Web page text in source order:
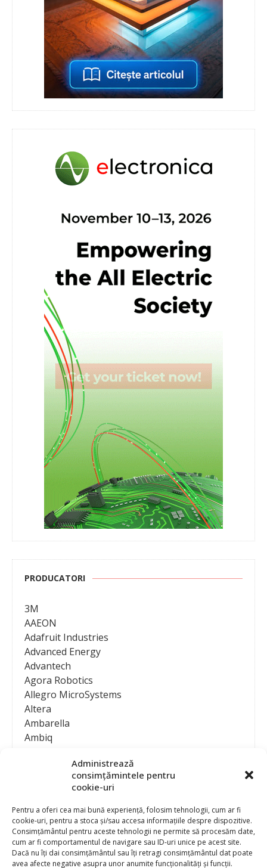
Administrează
consimțămintele pentru
cookie-uri
Pentru a oferi cea mai bună experiență, folosim tehnologii, cum ar fi
cookie-uri, pentru a stoca și/sau accesa informațiile despre dispozitive.
Consimțământul pentru aceste tehnologii ne permite să procesăm date,
cum ar fi comportamentul de navigare sau ID-uri unice pe acest site.
Dacă nu îți dai consimțământul sau îți retragi consimțământul dat poate
avea afecte negative asupra unor anumite funcționalități și funcții.
PRODUCATORI
3M
AAEON
Adafruit Industries
Advanced Energy
Advantech
Agora Robotics
Allegro MicroSystems
Altera
Ambarella
Ambiq
Analog Devices
Anritsu Corporation
Ansys
APS
Arduino
Arm